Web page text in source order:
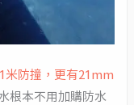
米防撞，更有21mm
根本不用加購防水